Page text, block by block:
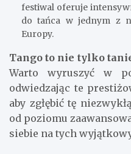
festiwal oferuje
do tańca w jednym z
Europy.
Tango to nie tylko
Warto wyruszyć w
odwiedzając te
aby zgłębić tę
od poziomu
siebie na tych